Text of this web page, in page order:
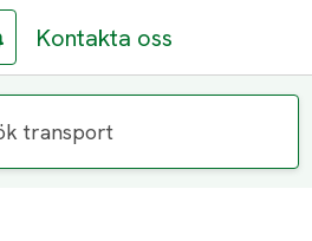
Kontakta oss
transport